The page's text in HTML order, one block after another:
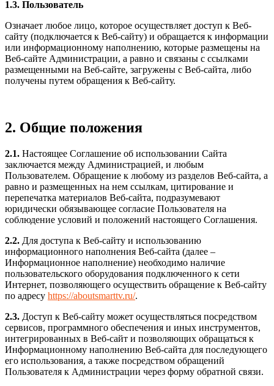
1.3. Пользователь
Означает любое лицо, которое осуществляет доступ к Веб-
сайту (подключается к Веб-сайту) и обращается к информации
или информационному наполнению, которые размещены на
Веб-сайте Администрации, а равно и связаны с ссылками
размещенными на Веб-сайте, загружены с Веб-сайта, либо
получены путем обращения к Веб-сайту.
2. Общие положения
2.1. Настоящее Соглашение об использовании Сайта
заключается между Администрацией, и любым
Пользователем. Обращение к любому из разделов Веб-сайта, а
равно и размещенных на нем ссылкам, цитирование и
перепечатка материалов Веб-сайта, подразумевают
юридически обязывающее согласие Пользователя на
соблюдение условий и положений настоящего Соглашения.
2.2. Для доступа к Веб-сайту и использованию
информационного наполнения Веб-сайта (далее –
Информационное наполнение) необходимо наличие
пользовательского оборудования подключенного к сети
Интернет, позволяющего осуществить обращение к Веб-сайту
по адресу https://aboutsmarttv.ru/.
2.3. Доступ к Веб-сайту может осуществляться посредством
сервисов, программного обеспечения и иных инструментов,
интегрированных в Веб-сайт и позволяющих обращаться к
Информационному наполнению Веб-сайта для последующего
его использования, а также посредством обращений
Пользователя к Администрации через форму обратной связи.